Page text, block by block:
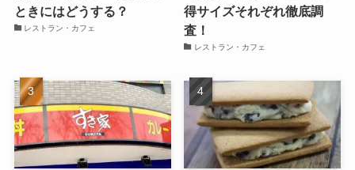
ときにはどうする？
レストラン・カフェ
得サイズそれぞれ徹底調
査！
レストラン・カフェ